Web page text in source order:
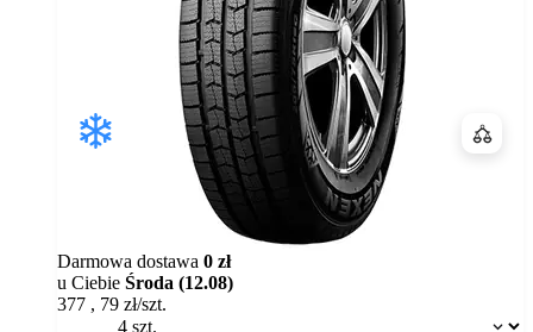
Dostępność:
Darmowa dostawa 0 zł
u Ciebie Środa (12.08)
377 , 79 zł/szt.